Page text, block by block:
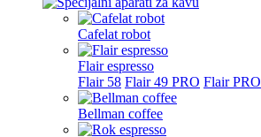
Cafelat robot
Flair espresso
Flair 58 Flair 49 PRO Flair PRO
Bellman coffee